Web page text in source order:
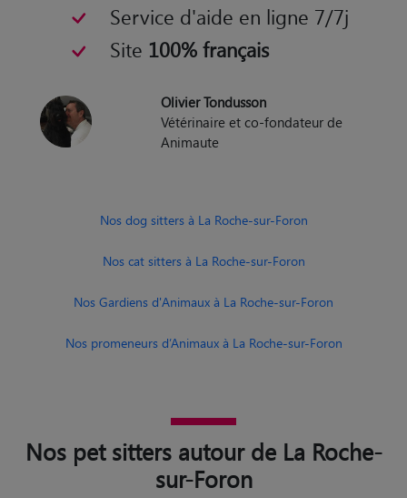
Service d'aide en ligne 7/7j
Site 100% français
Olivier Tondusson
Vétérinaire et co-fondateur de
Animaute
Nos dog sitters à La Roche-sur-Foron
Nos cat sitters à La Roche-sur-Foron
Nos Gardiens d'Animaux à La Roche-sur-Foron
Nos promeneurs d’Animaux à La Roche-sur-Foron
Nos pet sitters autour de La Roche-
sur-Foron